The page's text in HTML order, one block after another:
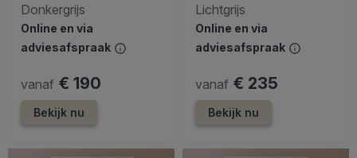
Donkergrijs
Online en via
adviesafspraak
vanaf € 190
Bekijk nu
Lichtgrijs
Online en via
adviesafspraak
vanaf € 235
Bekijk nu